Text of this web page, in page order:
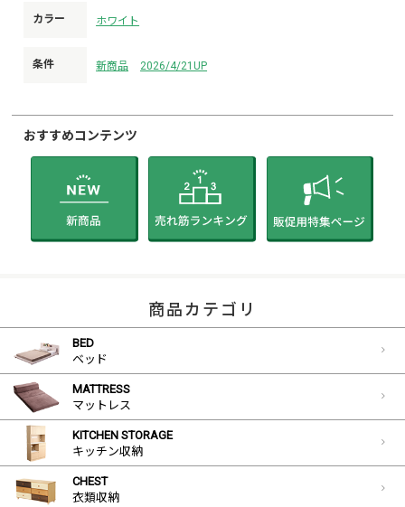
カラー ホワイト
条件 新商品 2026/4/21UP
おすすめコンテンツ
商品カテゴリ
BED
ベッド
MATTRESS
マットレス
KITCHEN STORAGE
キッチン収納
CHEST
衣類収納